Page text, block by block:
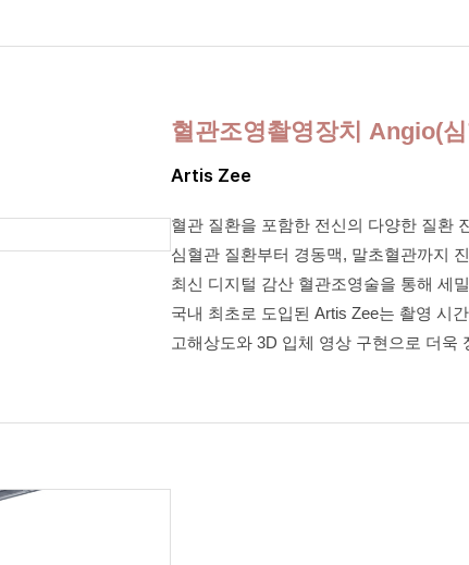
혈관조영촬영장치 Angio(
Artis Zee
혈관 질환을 포함한 전신의 다양한 질환
심혈관 질환부터 경동맥, 말초혈관까지
최신 디지털 감산 혈관조영술을 통해 세
국내 최초로 도입된 Artis Zee는 촬영 시
고해상도와 3D 입체 영상 구현으로 더욱